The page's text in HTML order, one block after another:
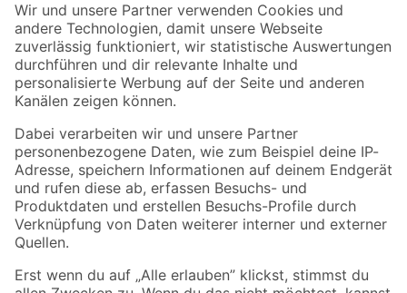
Der toom Newsletter: Keine Angebote und Aktionen mehr verpassen!
Zur Newsletter Anmeldung
Folge uns
Zahlungsarten Versandarten
Sicher einkaufen